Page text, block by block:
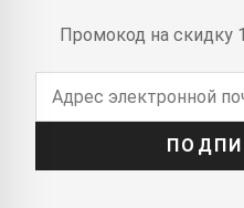
Промокод на скидку